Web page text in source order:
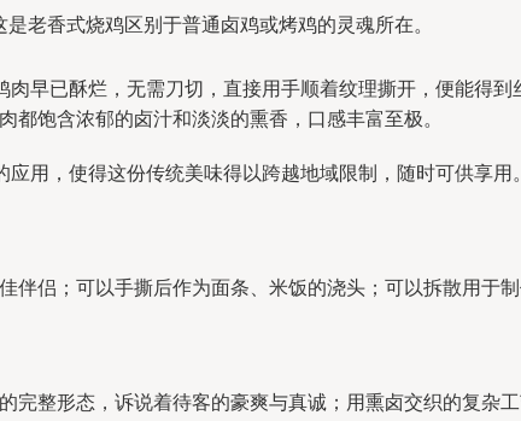
老香式烧鸡区别于普通卤鸡或烤鸡的灵魂所在。
早已酥烂，无需刀切，直接用手顺着纹理撕开，便能得
饱含浓郁的卤汁和淡淡的熏香，口感丰富至极。
用，使得这份传统美味得以跨越地域限制，随时可供享
伴侣；可以手撕后作为面条、米饭的浇头；可以拆散用于
完整形态，诉说着待客的豪爽与真诚；用熏卤交织的复杂